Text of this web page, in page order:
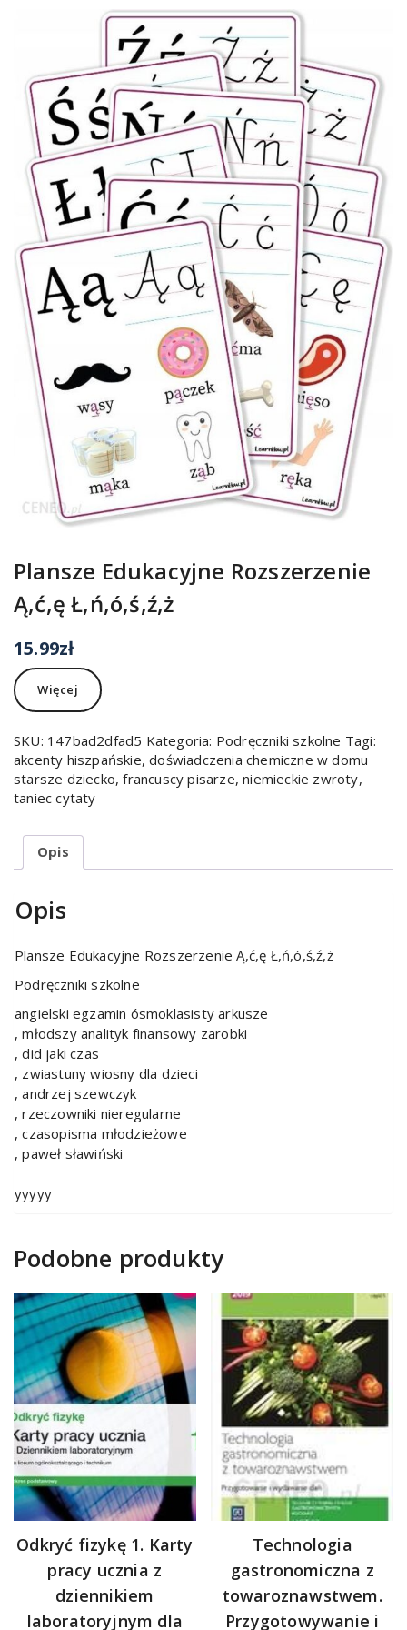
Plansze Edukacyjne Rozszerzenie
Ą,ć,ę Ł,ń,ó,ś,ź,ż
15.99zł
Więcej
SKU: 147bad2dfad5 Kategoria: Podręczniki szkolne Tagi:
akcenty hiszpańskie,doświadczenia chemiczne w domu
starsze dziecko,francuscy pisarze,niemieckie zwroty,
taniec cytaty
Opis
Opis
Plansze Edukacyjne Rozszerzenie Ą,ć,ę Ł,ń,ó,ś,ź,ż
Podręczniki szkolne
angielski egzamin ósmoklasisty arkusze
, młodszy analityk finansowy zarobki
, did jaki czas
, zwiastuny wiosny dla dzieci
, andrzej szewczyk
, rzeczowniki nieregularne
, czasopisma młodzieżowe
, paweł sławiński
yyyyy
Podobne produkty
Odkryć fizykę 1. Karty
pracy ucznia z
dziennikiem
laboratoryjnym dla
Technologia
gastronomiczna z
towaroznawstwem.
Przygotowywanie i